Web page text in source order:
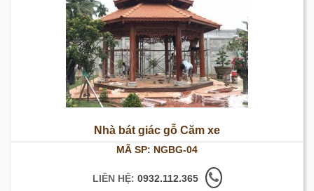
Nhà bát giác gỗ Căm xe
MÃ SP: NGBG-04
LIÊN HỆ: 0932.112.365